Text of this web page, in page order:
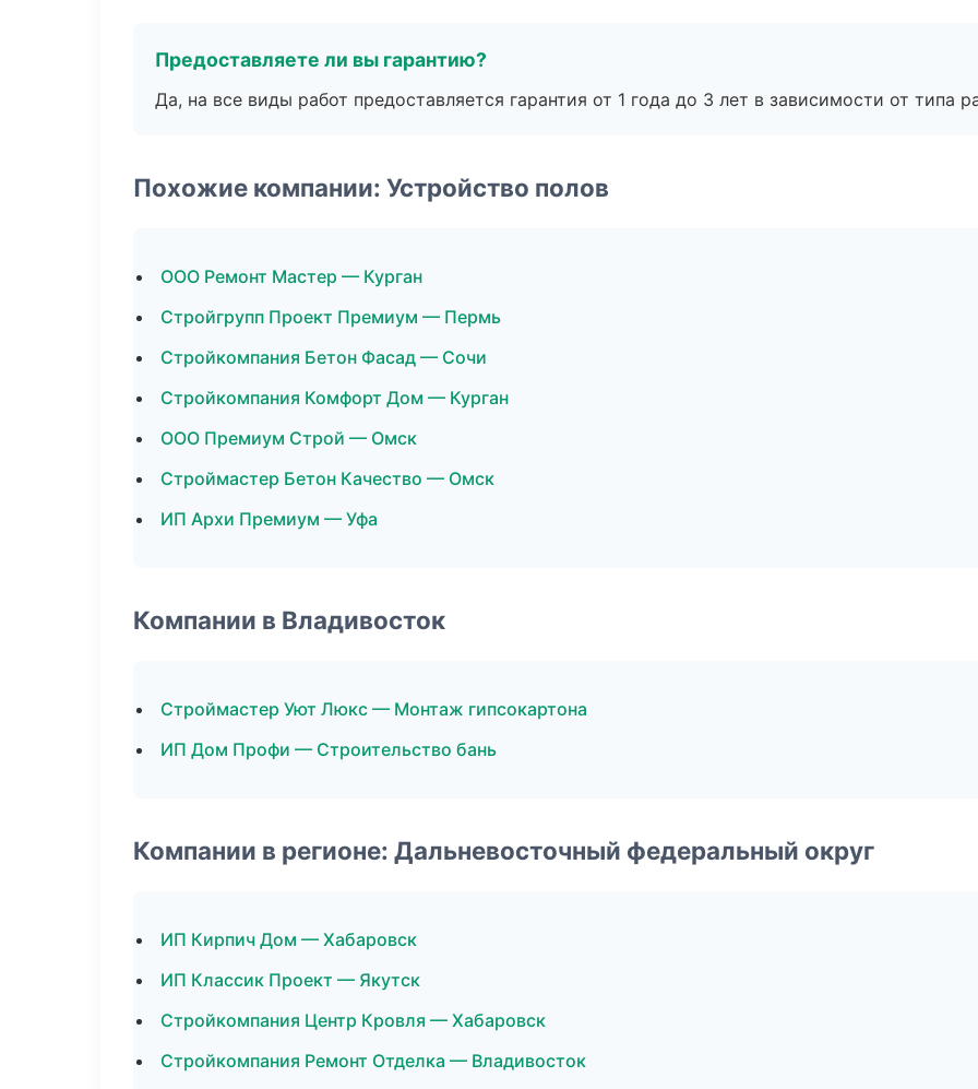
Предоставляете ли вы гарантию?
Да, на все виды работ предоставляется гарантия от 1 года до 3 лет в зависимости от типа
Похожие компании: Устройство полов
ООО Ремонт Мастер — Курган
Стройгрупп Проект Премиум — Пермь
Стройкомпания Бетон Фасад — Сочи
Стройкомпания Комфорт Дом — Курган
ООО Премиум Строй — Омск
Строймастер Бетон Качество — Омск
ИП Архи Премиум — Уфа
Компании в Владивосток
Строймастер Уют Люкс — Монтаж гипсокартона
ИП Дом Профи — Строительство бань
Компании в регионе: Дальневосточный федеральный округ
ИП Кирпич Дом — Хабаровск
ИП Классик Проект — Якутск
Стройкомпания Центр Кровля — Хабаровск
Стройкомпания Ремонт Отделка — Владивосток